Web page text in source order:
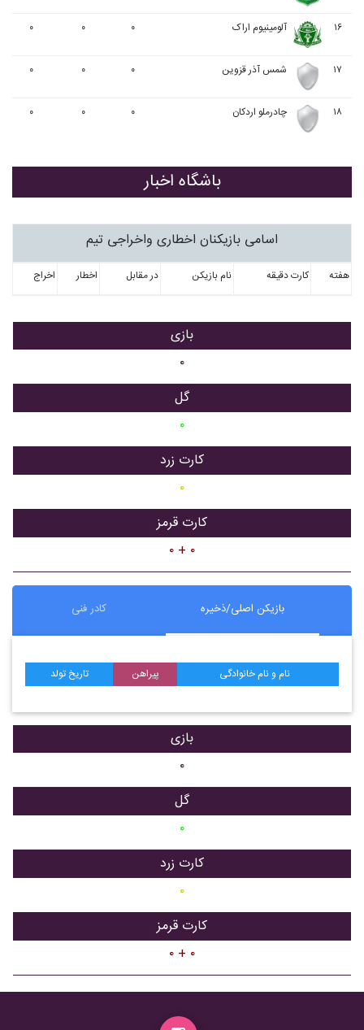
۱۶ آلومينيوم اراک ۰ ۰ ۰
۱۷ شمس آذر قزوین ۰ ۰ ۰
۱۸ چادرملو اردکان ۰ ۰ ۰
باشگاه اخبار
اسامی بازیکنان اخطاری واخراجی تیم
هفته کارت دقیقه نام بازیکن در مقابل اخطار اخراج
بازی
۰
گل
۰
کارت زرد
۰
کارت قرمز
۰ + ۰
بازیکن اصلی/ذخیره کادر فنی
نام و نام خانوادگی پیراهن تاریخ تولد
بازی
۰
گل
۰
کارت زرد
۰
کارت قرمز
۰ + ۰